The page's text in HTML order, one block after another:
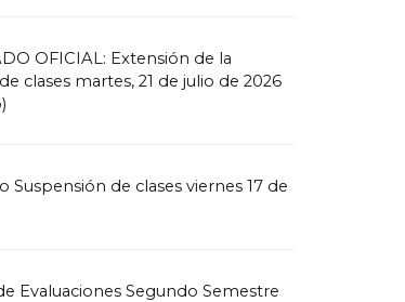
OFICIAL: Extensión de la
clases martes, 21 de julio de 2026
Suspensión de clases viernes 17 de
Evaluaciones Segundo Semestre